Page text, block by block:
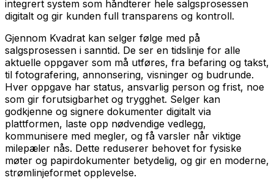
integrert system som håndterer hele salgsprosessen
digitalt og gir kunden full transparens og kontroll.
Gjennom Kvadrat kan selger følge med på
salgsprosessen i sanntid. De ser en tidslinje for alle
aktuelle oppgaver som må utføres, fra befaring og takst,
til fotografering, annonsering, visninger og budrunde.
Hver oppgave har status, ansvarlig person og frist, noe
som gir forutsigbarhet og trygghet. Selger kan
godkjenne og signere dokumenter digitalt via
plattformen, laste opp nødvendige vedlegg,
kommunisere med megler, og få varsler når viktige
milepæler nås. Dette reduserer behovet for fysiske
møter og papirdokumenter betydelig, og gir en moderne,
strømlinjeformet opplevelse.